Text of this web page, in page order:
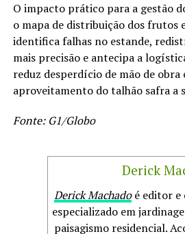
O impacto prático para a gestão
o mapa de distribuição dos frutos
identifica falhas no estande,
mais precisão e antecipa a
reduz desperdício de mão de obra
aproveitamento do talhão safra a
Fonte: G1/Globo
Derick
Derick Machadoé editor e
especializado em
paisagismo residencial.